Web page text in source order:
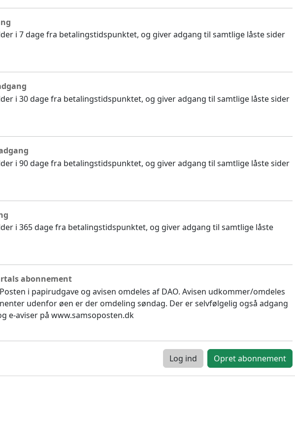
i 7 dage fra betalingstidspunktet, og giver adgang til samtlige låste sider
i 30 dage fra betalingstidspunktet, og giver adgang til samtlige låste sider
i 90 dage fra betalingstidspunktet, og giver adgang til samtlige låste sider
i 365 dage fra betalingstidspunktet, og giver adgang til samtlige låste
abonnement
i papirudgave og avisen omdeles af DAO. Avisen udkommer/omdeles
udenfor øen er der omdeling søndag. Der er selvfølgelig også adgang
e-aviser på www.samsoposten.dk
Log ind